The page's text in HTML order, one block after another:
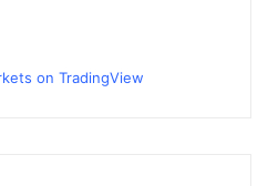
on TradingView